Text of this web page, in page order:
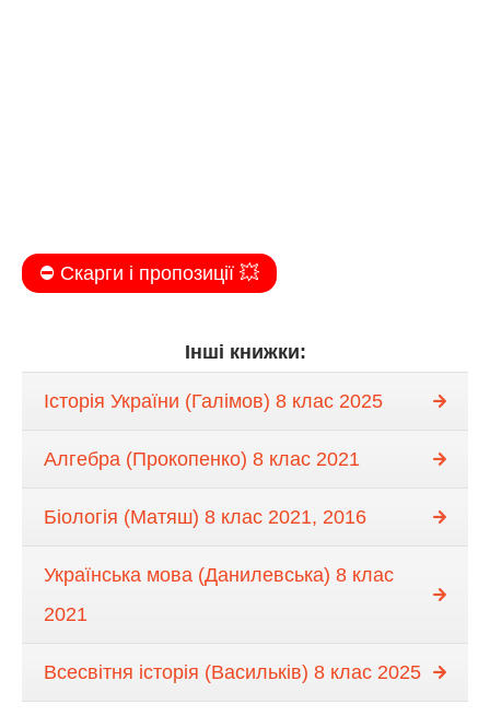
⛔️ Скарги і пропозиції 💥
Інші книжки:
Історія України (Галімов) 8 клас 2025
Алгебра (Прокопенко) 8 клас 2021
Біологія (Матяш) 8 клас 2021, 2016
Українська мова (Данилевська) 8 клас
2021
Всесвітня історія (Васильків) 8 клас 2025